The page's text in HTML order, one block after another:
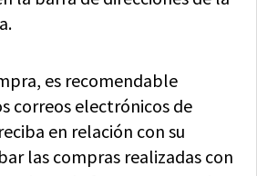
es recomendable
correos electrónicos de
en relación con su
las compras realizadas con